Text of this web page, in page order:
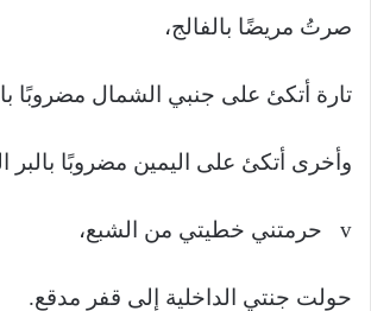
صرتُ مريضًا بالفالج،
تارة أتكئ على جنبي الشمال مضروبًا
وأخرى أتكئ على اليمين مضروبًا بالبر
v حرمتني خطيتي من الشبع،
حولت جنتي الداخلية إلى قفر مدقع.